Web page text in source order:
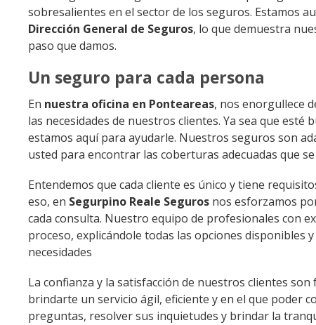
sobresalientes en el sector de los seguros. Estamos
Dirección General de Seguros, lo que demuestra
paso que damos.
Un seguro para cada persona
En nuestra oficina en Ponteareas, nos enorgullece
las necesidades de nuestros clientes. Ya sea que esté
estamos aquí para ayudarle. Nuestros seguros son
usted para encontrar las coberturas adecuadas que
Entendemos que cada cliente es único y tiene
eso, en Segurpino Reale Seguros nos esforzamos
cada consulta. Nuestro equipo de profesionales con
proceso, explicándole todas las opciones disponibles
necesidades
La confianza y la satisfacción de nuestros clientes
brindarte un servicio ágil, eficiente y en el que poder
preguntas, resolver sus inquietudes y brindar la